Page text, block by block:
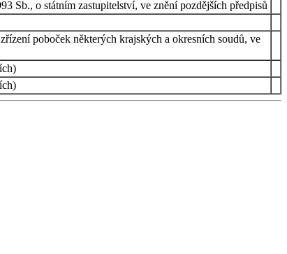
Sb., o státním zastupitelství, ve znění pozdějších předpisů
poboček některých krajských a okresních soudů, ve